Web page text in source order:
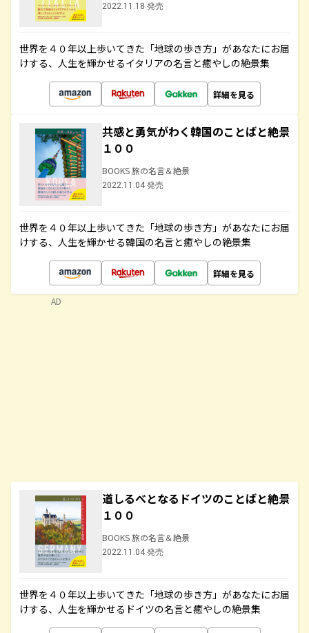
2022.11.18 発売
世界を４０年以上歩いてきた「地球の歩き方」があなたにお届
けする、人生を輝かせるイタリアの名言と癒やしの絶景集
詳細を見る
共感と勇気がわく韓国のことばと絶景
１００
BOOKS 旅の名言＆絶景
2022.11.04 発売
世界を４０年以上歩いてきた「地球の歩き方」があなたにお届
けする、人生を輝かせる韓国の名言と癒やしの絶景集
詳細を見る
道しるべとなるドイツのことばと絶景
１００
BOOKS 旅の名言＆絶景
2022.11.04 発売
世界を４０年以上歩いてきた「地球の歩き方」があなたにお届
けする、人生を輝かせるドイツの名言と癒やしの絶景集
AD